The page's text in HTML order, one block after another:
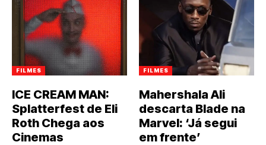
FILMES
ICE CREAM MAN:
Splatterfest de Eli
Roth Chega aos
Cinemas
FILMES
Mahershala Ali
descarta Blade na
Marvel: ‘Já segui
em frente’